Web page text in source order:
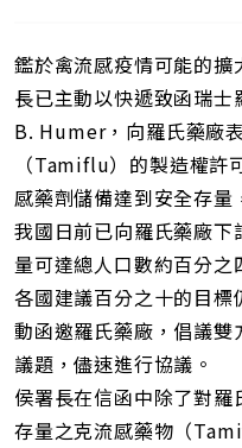
鑑於禽流感疫情可能的
長已主動以快遞致函瑞
B. Humer，向羅氏藥廠
（Tamiflu）的製造權許
感藥劑儲備達到安全存量
我國日前已向羅氏藥廠
量可達總人口數約百分
各國建議百分之十的目
動函邀羅氏藥廠，倡議
議題，儘速進行協議。
侯署長在信函中除了對
存量之克流感藥物（